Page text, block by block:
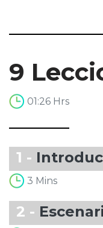
9
01:26 Hrs
1 -
3 Mins
2 -